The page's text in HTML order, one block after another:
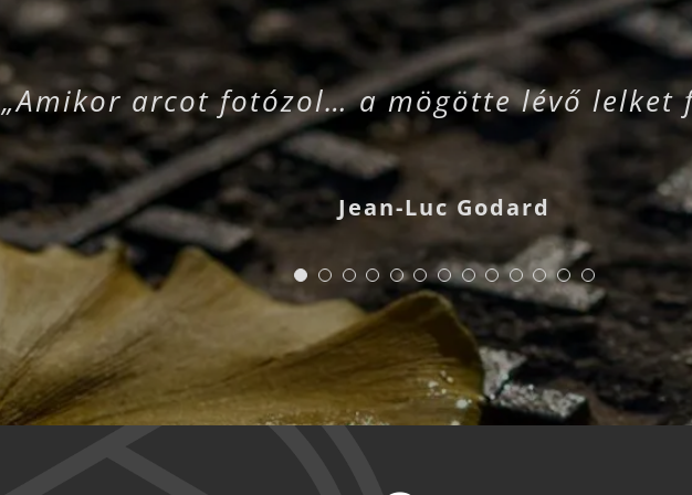
„Amikor arcot fotózol… a mögötte lévő lelket
Jean-Luc Godard